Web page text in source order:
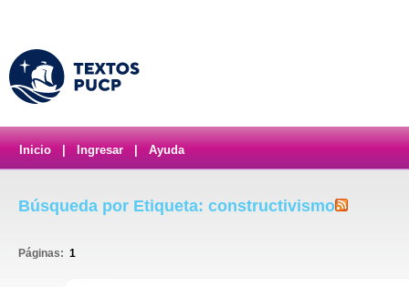
Inicio Ingresar Ayuda
Búsqueda por Etiqueta: constructivismo
Páginas: 1